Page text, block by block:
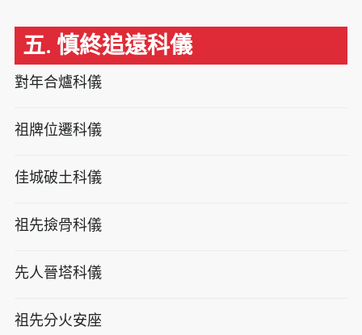
五. 慎終追遠科儀
對年合爐科儀
祖牌位遷科儀
佳城破土科儀
祖先撿骨科儀
先人晉塔科儀
祖先分火安座